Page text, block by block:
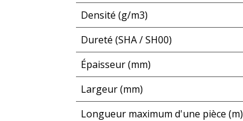
Densité (g/m3)
Dureté (SHA / SH00)
Épaisseur (mm)
Largeur (mm)
Longueur maximum d'une pièce (m)